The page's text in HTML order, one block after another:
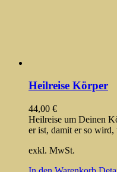
Heilreise Körper
44,00 €
Heilreise um Deinen
er ist, damit er so
exkl. MwSt.